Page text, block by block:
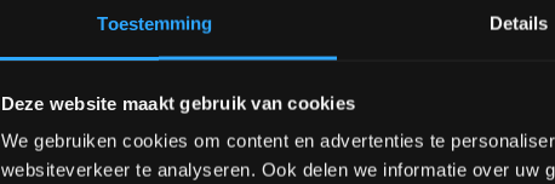
Toestemming Details
Deze website maakt gebruik van cookies
We gebruiken cookies om content en advertenties te
websiteverkeer te analyseren. Ook delen we informatie over uw
VirtuFit Ultimate PRO 2
Ergometer Roeitrainer
Ruim op voorraad
1 tot 3 werkdagen
1